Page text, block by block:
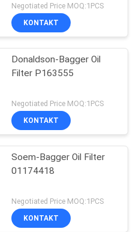
Negotiated Price MOQ:1PCS
KONTAKT
Donaldson-Bagger Oil
Filter P163555
Negotiated Price MOQ:1PCS
KONTAKT
Soem-Bagger Oil Filter
01174418
Negotiated Price MOQ:1PCS
KONTAKT